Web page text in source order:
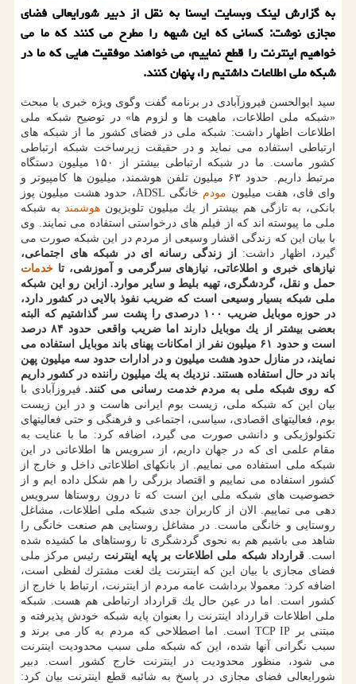
به گزارش لینك وبسایت ایسنا به نقل از دبیر شورایعالی فضای
مجازی نوشت: كسانی كه این شبهه را مطرح می كنند كه ما می
خواهیم اینترنت را قطع نماییم، می خواهند موفقیت هایی كه ما در
شبكه ملی اطلاعات داشتیم را، پنهان كنند.
سید ابوالحسن فیروزآبادی در برنامه گفت وگوی ویژه خبری با مبحث
«شبكه ملی اطلاعات، ماهیت ها و لزوم ها» در توضیح شبكه ملی
اطلاعات اظهار داشت: شبكه ملی در فضای كشور ما از شبكه های
ارتباطی استفاده می نماید و در حقیقت زیرساخت شبكه ارتباطی
كشور ماست. ما در شبكه ارتباطی بیشتر از ۱۵۰ میلیون دستگاه
مرتبط داریم. حدود ۶۳ میلیون تلفن هوشمند، میلیون ها كامپیوتر و
وای فای، هفت میلیون مودم
خانگی ADSL، حدود هشت میلیون پوز
بانكی، به تازگی هم بیشتر از یك میلیون تلویزیون هوشمند به شبكه
ملی ما پیوسته اند كه از فیلم های درخواستی استفاده می نمایند. وی
با بیان این كه زندگی اقشار وسیعی از مردم در این شبكه صورت می
گیرد، اظهار داشت:
از زندگی رسانه ای در شبكه های اجتماعی،
نیازهای خبری و اطلاعاتی، نیازهای سرگرمی و آموزشی، تا خدمات
حمل و نقل، گردشگری، تهیه بلیط و سایر موارد. ازاین رو این شبكه
ملی شبكه بسیار وسیعی است كه ضریب نفوذ بالایی در كشور دارد،
در حوزه موبایل ضریب ۱۰۰ درصدی را پشت سر گذاشتیم كه البته
بعضی بیشتر از یك موبایل دارند اما ضریب واقعی حدود ۸۴ درصد
است و حدود ۶۱ میلیون نفر از امكانات پهنای باند موبایل استفاده می
نمایند، در منازل حدود هشت میلیون و در ادارات حدود سه میلیون پهن
باند در حال استفاده هستند. نزدیك به یك میلیون راننده در كشور داریم
كه روی شبكه ملی به مردم خدمت رسانی می كنند.فیروزآبادی با
بیان این كه شبكه ملی، زیست بوم ایرانی هاست و در این زیست
بوم، فعالیتهای اقصادی، سیاسی، اجتماعی و فرهنگی و حتی فعالیتهای
تكنولوژیكی و دانشی صورت می گیرد، اضافه كرد: ما با عنایت به
مقام علمی ای كه در جهان داریم، از سرویس ها اطلاعاتی در این
شبكه ملی استفاده می نماییم. از بانكهای اطلاعاتی داخل و خارج از
كشور استفاده می نماییم و اقتصاد بزرگی را هم شكل داده ایم و از
خصوصیت های شبكه ملی این است كه تا درون روستاها سرویس
دهی می نماییم. الان از كاربران جدی شبكه ملی اطلاعات، مشاغل
روستایی و خانگی ماست. در مشاغل روستایی هم صنعت خانگی را
شاهد می باشیم هم به نحوی گردشگری تا روستاهای ما كشیده شده
است.قرارداد شبكه ملی اطلاعات بر پایه اینترنت رئیس مركز ملی
فضای مجازی با بیان این كه اینترنت یك لغت مشترك لفظی است،
اضافه كرد: معمولا برداشت عامه مردم از اینترنت، ارتباط با خارج از
كشور است. اما در عین حال یك قرارداد ارتباطی هم هست. شبكه
ملی اطلاعات قرارداد اینترنت را بعنوان پایه شبكه خودش پذیرفته و
مبتنی بر TCP IP است. اما اصطلاحی كه مردم به كار می برند و
سبب نگرانی آنها شده، این كه شبكه ملی سبب محدودیت اینترنت
می شود، منظور محدودیت در اینترنت خارج كشور است. دبیر
شورایعالی فضای مجازی در پاسخ به شائبه قطع اینترنت بیان كرد: